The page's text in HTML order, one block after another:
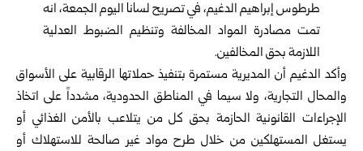
طرطوس إبراهيم ‏الدغيم، في تصريح لسانا اليوم الجمعة، انه
تمت مصادرة المواد المخالفة ‏وتنظيم الضبوط العدلية
اللازمة بحق المخالفين.‏
وأكد الدغيم أن المديرية مستمرة بتنفيذ حملاتها الرقابية على الأسواق
‏والمحال التجارية، ولا سيما في المناطق الحدودية، مشدداً على اتخاذ
‏الإجراءات القانونية الحازمة بحق كل من يتلاعب بالأمن الغذائي أو
يستغل ‏المستهلكين من خلال طرح مواد غير صالحة للاستهلاك أو